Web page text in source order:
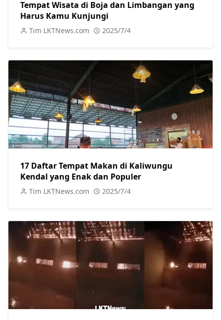
Tempat Wisata di Boja dan Limbangan yang
Harus Kamu Kunjungi
Tim LKTNews.com 2025/7/4
17 Daftar Tempat Makan di Kaliwungu
Kendal yang Enak dan Populer
Tim LKTNews.com 2025/7/4